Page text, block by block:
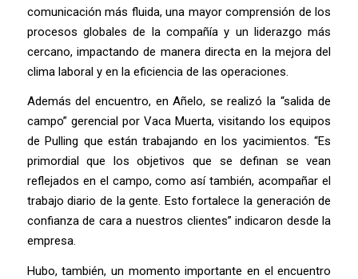
comunicación más fluida, una mayor comprensión de los
procesos globales de la compañía y un liderazgo más
cercano, impactando de manera directa en la mejora del
clima laboral y en la eficiencia de las operaciones.
Además del encuentro, en Añelo, se realizó la “salida de
campo” gerencial por Vaca Muerta, visitando los equipos
de Pulling que están trabajando en los yacimientos. “Es
primordial que los objetivos que se definan se vean
reflejados en el campo, como así también, acompañar el
trabajo diario de la gente. Esto fortalece la generación de
confianza de cara a nuestros clientes” indicaron desde la
empresa.
Hubo, también, un momento importante en el encuentro